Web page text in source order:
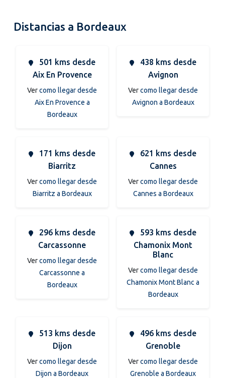
Distancias a Bordeaux
501 kms desde
Aix En Provence
Vercomo llegar desde
Aix En Provence a
Bordeaux
438 kms desde
Avignon
Vercomo llegar desde
Avignon a Bordeaux
171 kms desde
Biarritz
Vercomo llegar desde
Biarritz a Bordeaux
621 kms desde
Cannes
Vercomo llegar desde
Cannes a Bordeaux
296 kms desde
Carcassonne
Vercomo llegar desde
Carcassonne a
Bordeaux
593 kms desde
Chamonix Mont
Blanc
Vercomo llegar desde
Chamonix Mont Blanc a
Bordeaux
513 kms desde
Dijon
Vercomo llegar desde
Dijon a Bordeaux
496 kms desde
Grenoble
Vercomo llegar desde
Grenoble a Bordeaux